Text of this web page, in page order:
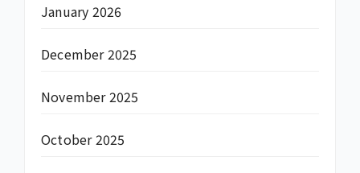
January 2026
December 2025
November 2025
October 2025